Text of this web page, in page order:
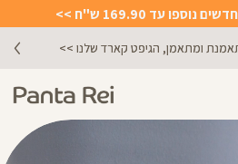
ומתאמן, הגיפט קארד שלנו >>